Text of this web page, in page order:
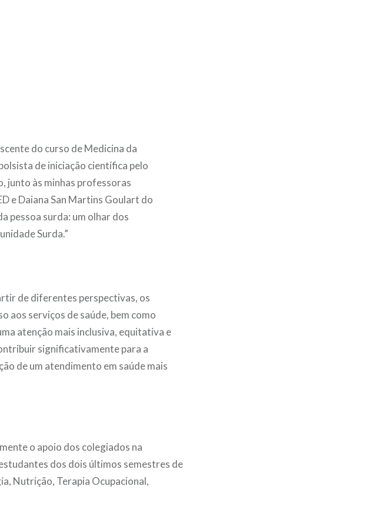
do curso de Medicina da
de iniciação científica pelo
junto às minhas professoras
e Daiana San Martins Goulart do
pessoa surda: um olhar dos
Surda.”
de diferentes perspectivas, os
aos serviços de saúde, bem como
atenção mais inclusiva, equitativa e
significativamente para a
de um atendimento em saúde mais
o apoio dos colegiados na
dos dois últimos semestres de
Nutrição, Terapia Ocupacional,